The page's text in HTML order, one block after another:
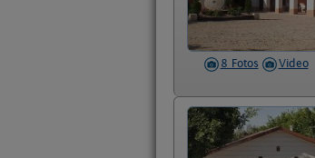
8 Fotos Video